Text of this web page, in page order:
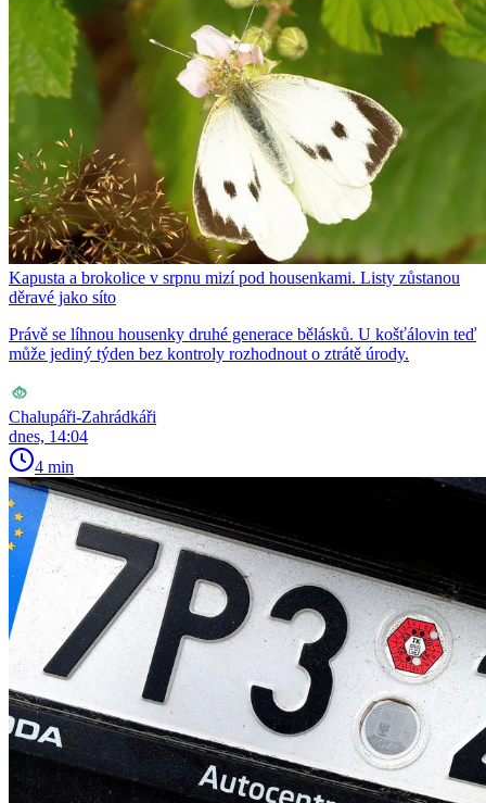
Kapusta a brokolice v srpnu mizí pod housenkami. Listy zůstanou
děravé jako síto
Právě se líhnou housenky druhé generace bělásků. U košťálovin teď
může jediný týden bez kontroly rozhodnout o ztrátě úrody.
Chalupáři-Zahrádkáři
dnes, 14:04
4 min